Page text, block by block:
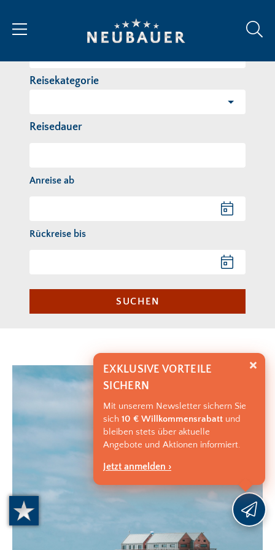
Reisekategorie
Reisedauer
Anreise ab
Rückreise bis
SUCHEN
EXKLUSIVE VORTEILE
SICHERN
Mit unserem Newsletter sichern Sie
sich 10 € Willkommensrabatt und
bleiben stets über aktuelle
Angebote und Aktionen informiert.
Jetzt anmelden ›